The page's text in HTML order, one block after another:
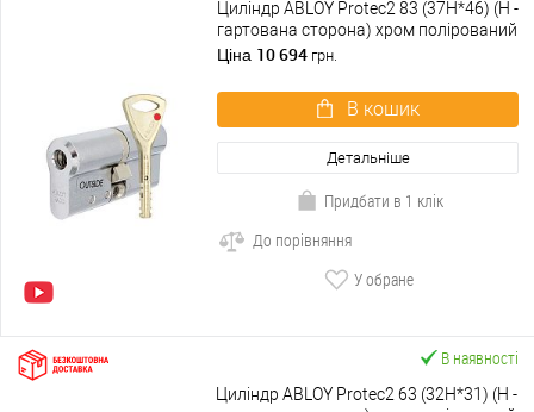
Циліндр ABLOY Protec2 83 (37H*46) (H -
гартована сторона) хром полірований
Ціна 10 694 грн.
В кошик
Детальніше
Придбати в 1 клік
До порівняння
У обране
В наявності
Циліндр ABLOY Protec2 63 (32H*31) (H -